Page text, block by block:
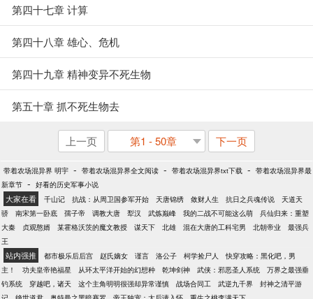
第四十七章 计算
第四十八章 雄心、危机
第四十九章 精神变异不死生物
第五十章 抓不死生物去
上一页 第1 - 50章 下一页
带着农场混异界 明宇 - 带着农场混异界全文阅读 - 带着农场混异界txt下载 - 带着农场混异界最
新章节 - 好看的历史军事小说
大家在看 千山记 抗战：从周卫国参军开始 天唐锦绣 敛财人生 抗日之兵魂传说
天道天
骄
南宋第一卧底 孺子帝 调教大唐 犁汉 武炼巅峰 我的二战不可能这么萌
兵仙归来：重塑
大秦
贞观憨婿 某霍格沃茨的魔文教授 谋天下 北雄 混在大唐的工科宅男 北朝帝业
最强兵
王
站内强推 都市极乐后后宫 赵氏嫡女 谨言 洛公子 柯学捡尸人
快穿攻略：黑化吧，男
主！
功夫皇帝艳福星 从环太平洋开始的幻想种 乾坤剑神 武侠：邪恶圣人系统
万界之最强垂
钓系统
穿越吧，诸天 这个主角明明很强却异常谨慎 战场合同工 武逆九千界
封神之清平游